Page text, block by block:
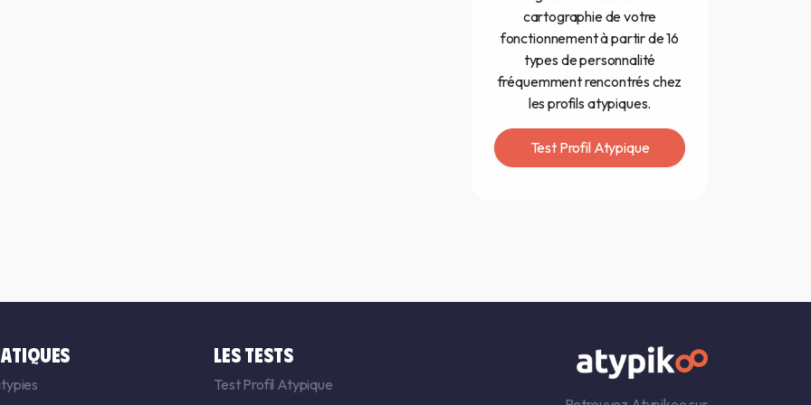
cartographie de votre
fonctionnement à partir de 16
types de personnalité
fréquemment rencontrés chez
les profils atypiques.
Test Profil Atypique
LES TESTS
Test Profil Atypique